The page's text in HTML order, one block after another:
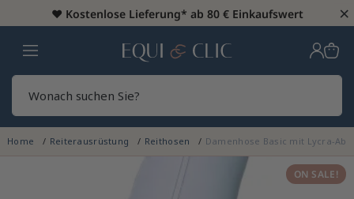
♥️ Kostenlose Lieferung* ab 80 € Einkaufswert ×
Heim
Home Reiterausrüstung Reithosen Damenhose Basic mit Lycra-
ON SALE!